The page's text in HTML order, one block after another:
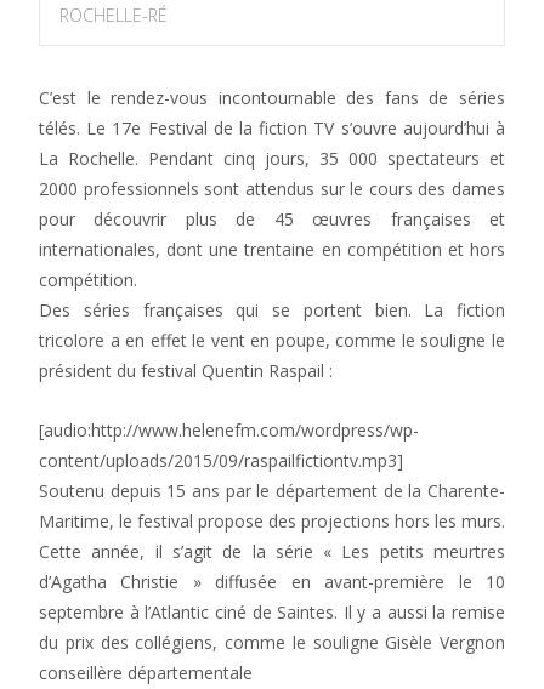
ROCHELLE-RÉ
C’est le rendez-vous incontournable des fans de séries
télés. Le 17e Festival de la fiction TV s’ouvre aujourd’hui à
La Rochelle. Pendant cinq jours, 35 000 spectateurs et
2000 professionnels sont attendus sur le cours des dames
pour découvrir plus de 45 œuvres françaises et
internationales, dont une trentaine en compétition et hors
compétition.
Des séries françaises qui se portent bien. La fiction
tricolore a en effet le vent en poupe, comme le souligne le
président du festival Quentin Raspail :
[audio:http://www.helenefm.com/wordpress/wp-
content/uploads/2015/09/raspailfictiontv.mp3]
Soutenu depuis 15 ans par le département de la Charente-
Maritime, le festival propose des projections hors les murs.
Cette année, il s’agit de la série « Les petits meurtres
d’Agatha Christie » diffusée en avant-première le 10
septembre à l’Atlantic ciné de Saintes. Il y a aussi la remise
du prix des collégiens, comme le souligne Gisèle Vergnon
conseillère départementale